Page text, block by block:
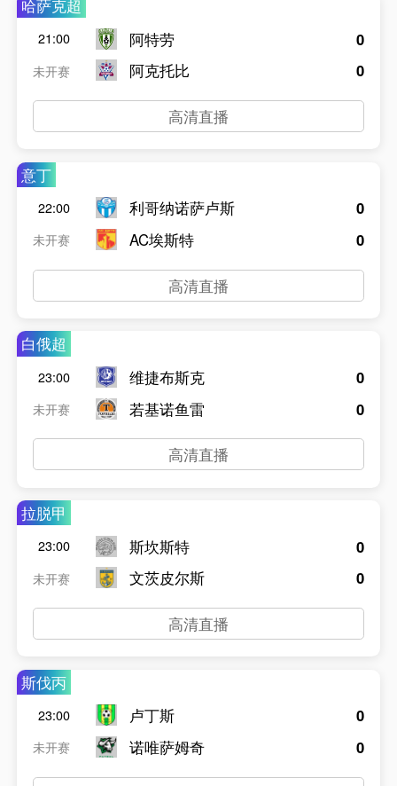
哈萨克超
21:00
未开赛
阿特劳
阿克托比
0
0
高清直播
意丁
22:00
未开赛
利哥纳诺萨卢斯
AC埃斯特
0
0
高清直播
白俄超
23:00
未开赛
维捷布斯克
若基诺鱼雷
0
0
高清直播
拉脱甲
23:00
未开赛
斯坎斯特
文茨皮尔斯
0
0
高清直播
斯伐丙
23:00
未开赛
卢丁斯
诺唯萨姆奇
0
0